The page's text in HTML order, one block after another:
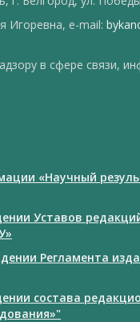
Игоревна, e-mail:
в сфере связи,
«Научный
Уставов
Регламента
состава